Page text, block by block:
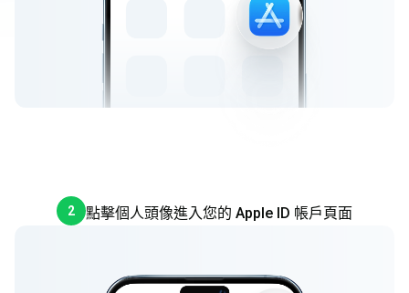
2 點擊個人頭像進入您的 Apple ID 帳戶頁面